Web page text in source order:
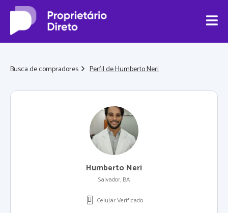
Busca de compradores Perfil de Humberto Neri
Humberto Neri
Salvador, BA
Celular Verificado